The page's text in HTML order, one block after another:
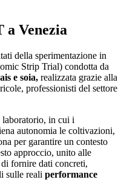
a Venezia
della sperimentazione in
Strip Trial) condotta da
e soia, realizzata grazie alla
professionisti del settore
laboratorio, in cui i
autonomia le coltivazioni,
per garantire un contesto
approccio, unito alle
fornire dati concreti,
sulle reali performance